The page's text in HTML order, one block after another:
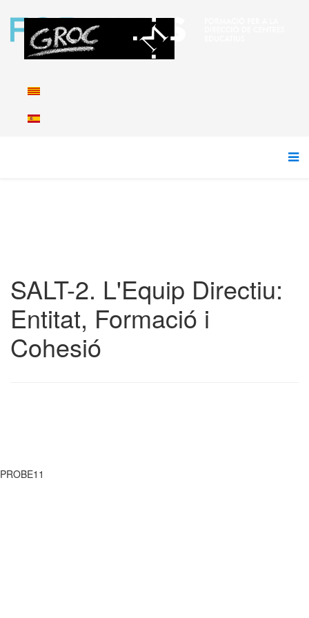
SALT-2. L'Equip Directiu:
Entitat, Formació i
Cohesió